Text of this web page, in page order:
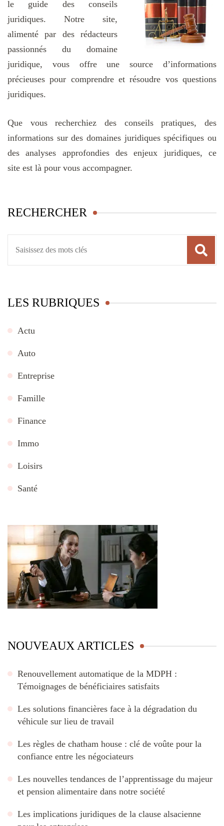
le guide des conseils
juridiques. Notre site,
alimenté par des rédacteurs
passionnés du domaine
juridique, vous offre une source d’informations
précieuses pour comprendre et résoudre vos questions
juridiques.
Que vous recherchiez des conseils pratiques, des
informations sur des domaines juridiques spécifiques ou
des analyses approfondies des enjeux juridiques, ce
site est là pour vous accompagner.
RECHERCHER
LES RUBRIQUES
Actu
Auto
Entreprise
Famille
Finance
Immo
Loisirs
Santé
NOUVEAUX ARTICLES
Renouvellement automatique de la MDPH :
Témoignages de bénéficiaires satisfaits
Les solutions financières face à la dégradation du
véhicule sur lieu de travail
Les règles de chatham house : clé de voûte pour la
confiance entre les négociateurs
Les nouvelles tendances de l’apprentissage du majeur
et pension alimentaire dans notre société
Les implications juridiques de la clause alsacienne